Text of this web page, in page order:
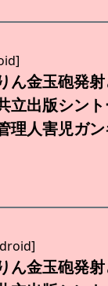
ん金玉砲発
立出版シン
理人害児ガ
ん金玉砲発